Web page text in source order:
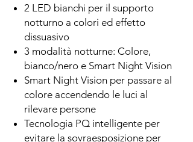
2 LED bianchi per il supporto
notturno a colori ed effetto
dissuasivo
3 modalità notturne: Colore,
bianco/nero e Smart Night Vision
Smart Night Vision per passare al
colore accendendo le luci al
rilevare persone
Tecnologia PQ intelligente per
evitare la sovraesposizione per